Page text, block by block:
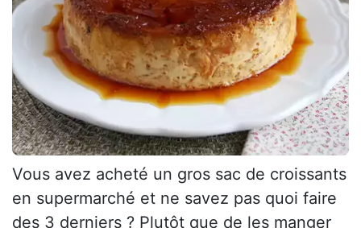
Vous avez acheté un gros sac de croissants
en supermarché et ne savez pas quoi faire
des 3 derniers ? Plutôt que de les manger